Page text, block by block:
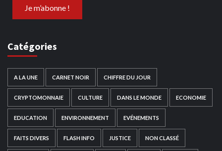
Catégories
A LA UNE CARNET NOIR CHIFFRE DU JOUR
CRYPTOMONNAIE CULTURE DANS LE MONDE ECONOMIE
EDUCATION ENVIRONNEMENT EVÉNEMENTS
FAITS DIVERS FLASH INFO JUSTICE NON CLASSÉ